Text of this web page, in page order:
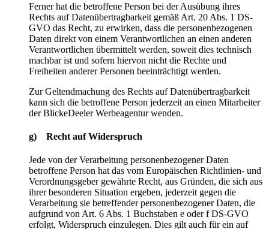
Ferner hat die betroffene Person bei der Ausübung ihres
Rechts auf Datenübertragbarkeit gemäß Art. 20 Abs. 1 DS-
GVO das Recht, zu erwirken, dass die personenbezogenen
Daten direkt von einem Verantwortlichen an einen anderen
Verantwortlichen übermittelt werden, soweit dies technisch
machbar ist und sofern hiervon nicht die Rechte und
Freiheiten anderer Personen beeinträchtigt werden.
Zur Geltendmachung des Rechts auf Datenübertragbarkeit
kann sich die betroffene Person jederzeit an einen Mitarbeiter
der BlickeDeeler Werbeagentur wenden.
g) Recht auf Widerspruch
Jede von der Verarbeitung personenbezogener Daten
betroffene Person hat das vom Europäischen Richtlinien- und
Verordnungsgeber gewährte Recht, aus Gründen, die sich aus
ihrer besonderen Situation ergeben, jederzeit gegen die
Verarbeitung sie betreffender personenbezogener Daten, die
aufgrund von Art. 6 Abs. 1 Buchstaben e oder f DS-GVO
erfolgt, Widerspruch einzulegen. Dies gilt auch für ein auf